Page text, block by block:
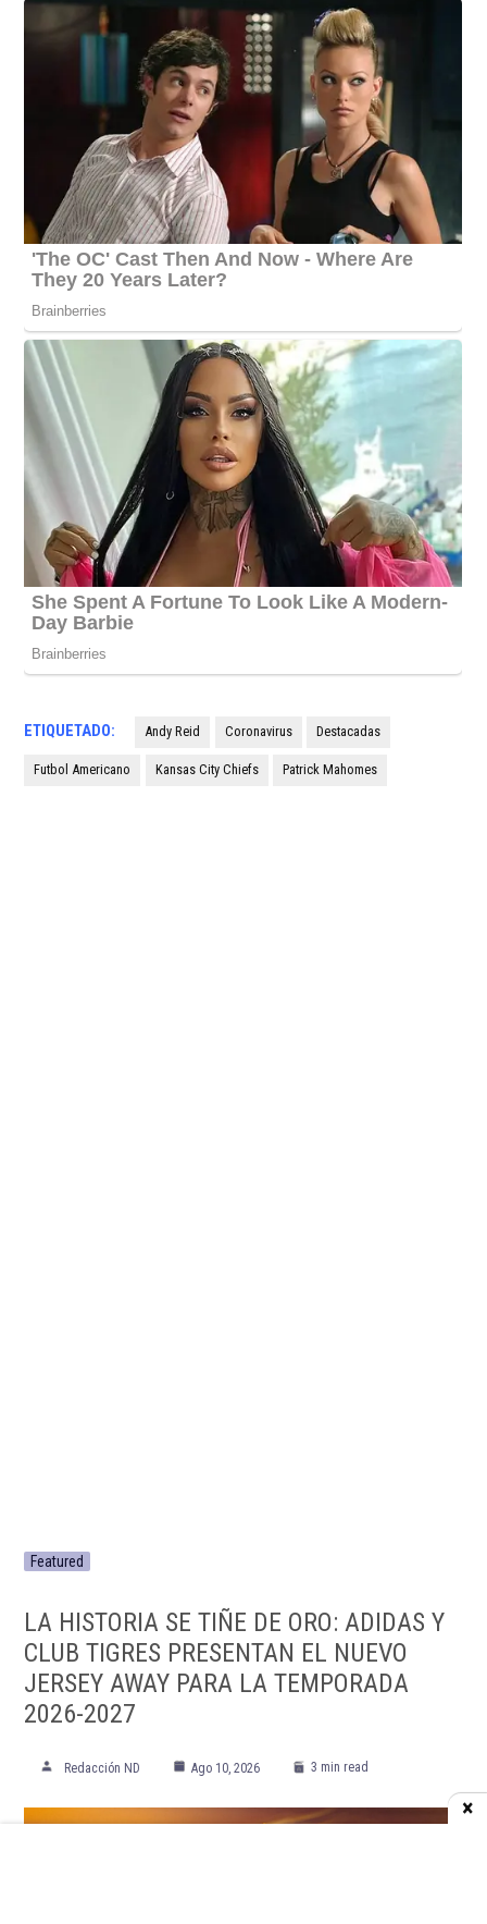
ETIQUETADO: Andy Reid Coronavirus Destacadas
Futbol Americano Kansas City Chiefs Patrick Mahomes
Featured
LA HISTORIA SE TIÑE DE ORO: ADIDAS Y
CLUB TIGRES PRESENTAN EL NUEVO
JERSEY AWAY PARA LA TEMPORADA
2026-2027
Redacción ND Ago 10, 2026 3 min read